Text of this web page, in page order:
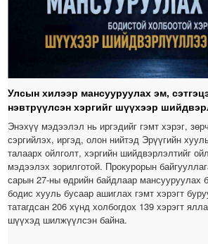
Улсын хилээр мансууруулах эм,
нэвтрүүлсэн хэргийг шүүхээр
Энэхүү мэдээлэл нь иргэдийг гэмт хэрэг,
сэргийлэх, иргэд, олон нийтэд Эрүүгийн
талаарх ойлголт, хэргийн шийдвэрлэлтийг
мэдээлэх зорилготой. Прокурорын
сарын 27-ны өдрийн байдлаар мансууруулах
бодис хууль бусаар ашиглах гэмт хэрэгт
татагдсан 206 хүнд холбогдох 139 хэрэгт
шүүхэд шилжүүлсэн байна.